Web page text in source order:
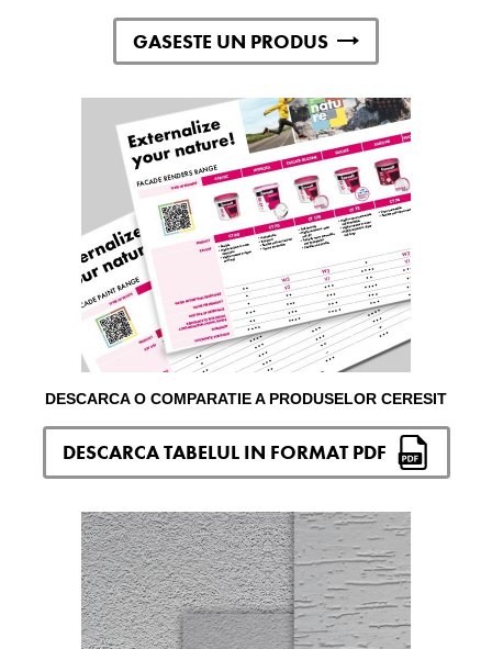
GASESTE UN PRODUS
DESCARCA O COMPARATIE A PRODUSELOR CERESIT
DESCARCA TABELUL IN FORMAT PDF